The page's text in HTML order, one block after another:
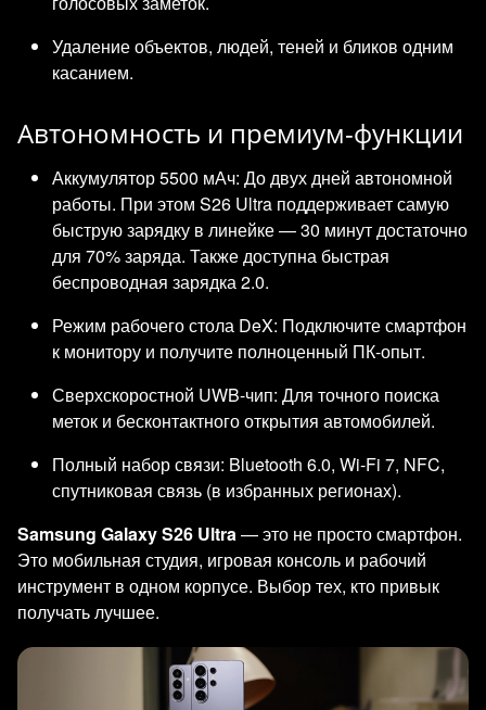
Удаление объектов, людей, теней и бликов одним
касанием.
Автономность и премиум-функции
Аккумулятор 5500 мАч: До двух дней автономной
работы. При этом S26 Ultra поддерживает самую
быструю зарядку в линейке — 30 минут достаточно
для 70% заряда. Также доступна быстрая
беспроводная зарядка 2.0.
Режим рабочего стола DeX: Подключите смартфон
к монитору и получите полноценный ПК-опыт.
Сверхскоростной UWB-чип: Для точного поиска
меток и бесконтактного открытия автомобилей.
Полный набор связи: Bluetooth 6.0, Wi-Fi 7, NFC,
спутниковая связь (в избранных регионах).
Samsung Galaxy S26 Ultra — это не просто смартфон.
Это мобильная студия, игровая консоль и рабочий
инструмент в одном корпусе. Выбор тех, кто привык
получать лучшее.